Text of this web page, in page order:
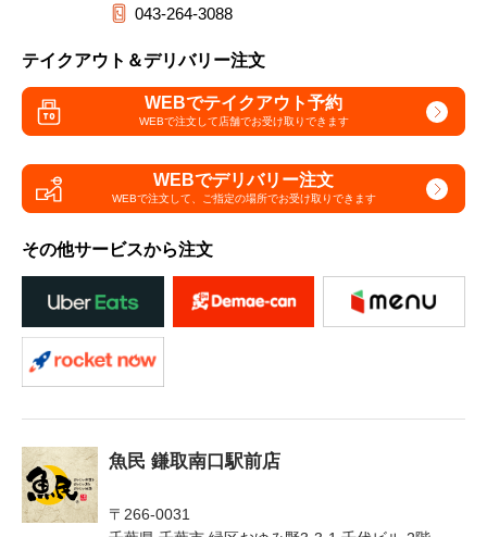
043-264-3088
テイクアウト＆デリバリー注文
WEBでテイクアウト予約
WEBで注文して店舗でお受け取りできます
WEBでデリバリー注文
WEBで注文して、 ご指定の場所でお受け取りできます
その他サービスから注文
魚民 鎌取南口駅前店
〒266-0031